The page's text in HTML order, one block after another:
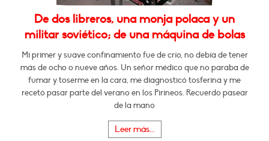
De dos libreros, una monja polaca y un
militar soviético; de una máquina de bolas
Mi primer y suave confinamiento fue de crío, no debía de tener
más de ocho o nueve años. Un señor médico que no paraba de
fumar y toserme en la cara, me diagnosticó tosferina y me
recetó pasar parte del verano en los Pirineos. Recuerdo pasear
de la mano
Leer más...